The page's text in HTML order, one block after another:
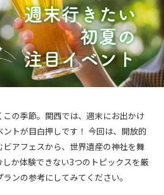
の季節。関西では、週末にお出かけ
トが目白押しです！ 今回は、開放的
アフェスから、世界遺産の神社を舞
か体験できない3つのトピックスを厳
ンの参考にしてみてください。